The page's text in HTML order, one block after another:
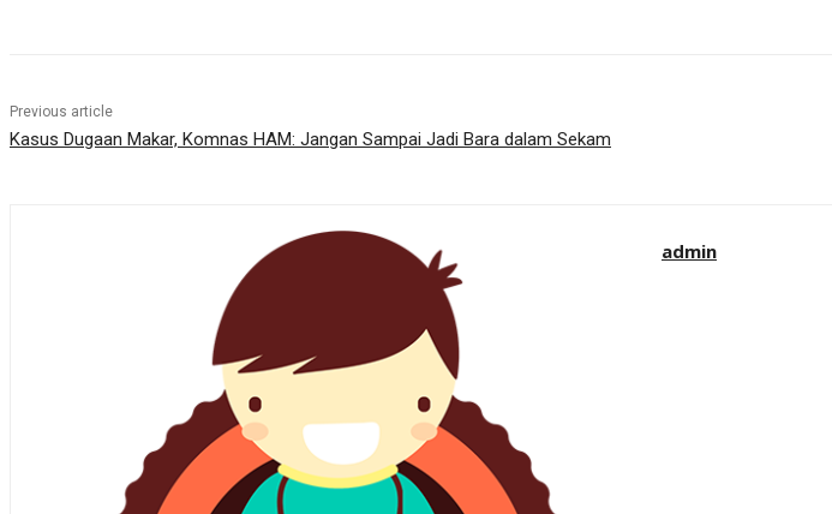
Previous article
Kasus Dugaan Makar, Komnas HAM: Jangan Sampai Jadi Bara dalam Sekam
admin